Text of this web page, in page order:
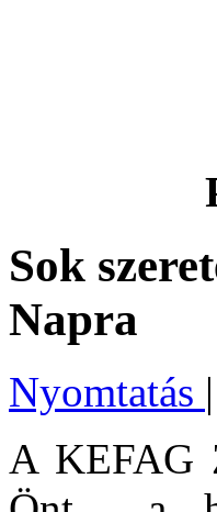
Sok
Napra
Nyomtatás |
A KEFAG